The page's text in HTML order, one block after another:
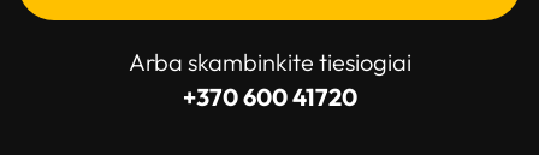
Arba skambinkite tiesiogiai
+370 600 41720